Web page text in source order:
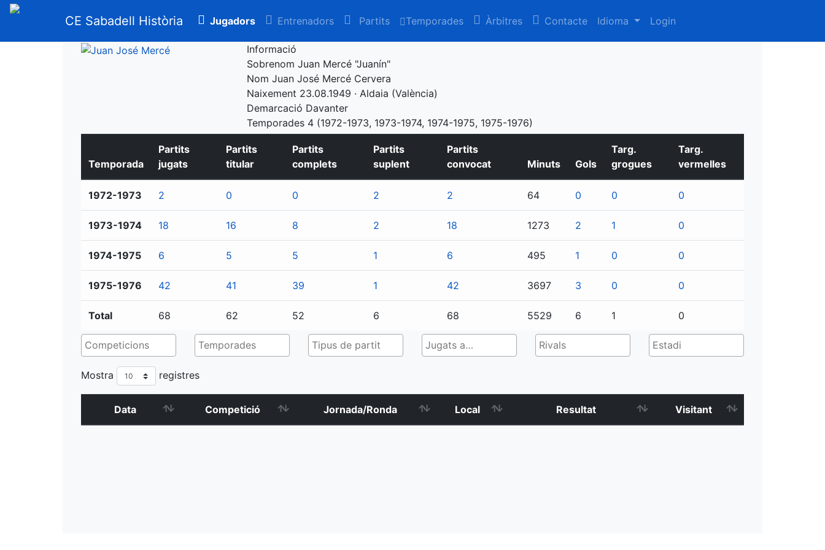
CE Sabadell Història Jugadors Entrenadors Partits Temporades Àrbitres Contacte Idioma Login
Informació
Sobrenom Juan Mercé "Juanín"
Nom Juan José Mercé Cervera
Naixement 23.08.1949 · Aldaia (València)
Demarcació Davanter
Temporades 4 (1972-1973, 1973-1974, 1974-1975, 1975-1976)
Temporada
Partits
jugats
Partits
titular
Partits
complets
Partits
suplent
Partits
convocat
Minuts Gols
Targ.
grogues
Targ.
vermelles
1972-1973 2 0 0 2 2 64 0 0 0
1973-1974 18 16 8 2 18 1273 2 1 0
1974-1975 6 5 5 1 6 495 1 0 0
1975-1976 42 41 39 1 42 3697 3 0 0
Total 68 62 52 6 68 5529 6 1 0
Mostra registres
Data Competició Jornada/Ronda Local Resultat Visitant